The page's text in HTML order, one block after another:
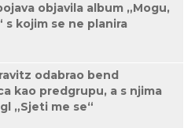
objavila album „Mogu,
s kojim se ne planira
odabrao bend
kao predgrupu, a s njima
„Sjeti me se“